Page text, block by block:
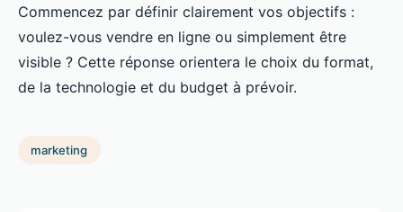
Commencez par définir clairement vos objectifs :
voulez-vous vendre en ligne ou simplement être
visible ? Cette réponse orientera le choix du format,
de la technologie et du budget à prévoir.
marketing